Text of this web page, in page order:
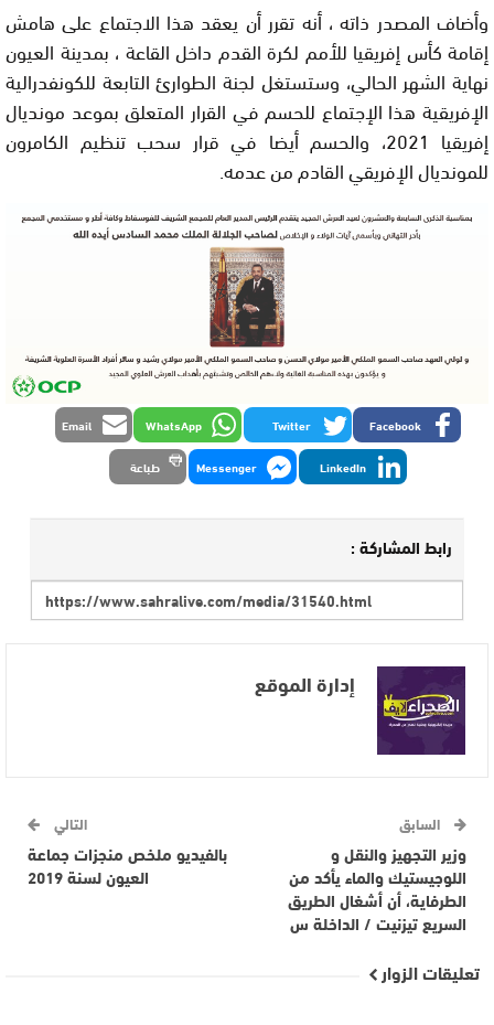
وأضاف المصدر ذاته ، أنه تقرر أن يعقد هذا الاجتماع على هامش
إقامة كأس إفريقيا للأمم لكرة القدم داخل القاعة ، بمدينة العيون
نهاية الشهر الحالي، وستستغل لجنة الطوارئ التابعة للكونفدرالية
الإفريقية هذا الإجتماع للحسم في القرار المتعلق بموعد مونديال
إفريقيا 2021، والحسم أيضا في قرار سحب تنظيم الكامرون
للمونديال الإفريقي القادم من عدمه.
Facebook
Twitter
WhatsApp
Email
LinkedIn
Messenger طباعة
رابط المشاركة :
إدارة الموقع
السابق
وزير التجهيز والنقل و
اللوجيستيك والماء يأكد من
الطرفاية، أن أشغال الطريق
السريع تيزنيت / الداخلة س
التالي
بالفيديو ملخص منجزات جماعة
العيون لسنة 2019
تعليقات الزوار